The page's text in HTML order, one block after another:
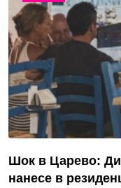
Шок в Царево:
нанесе в